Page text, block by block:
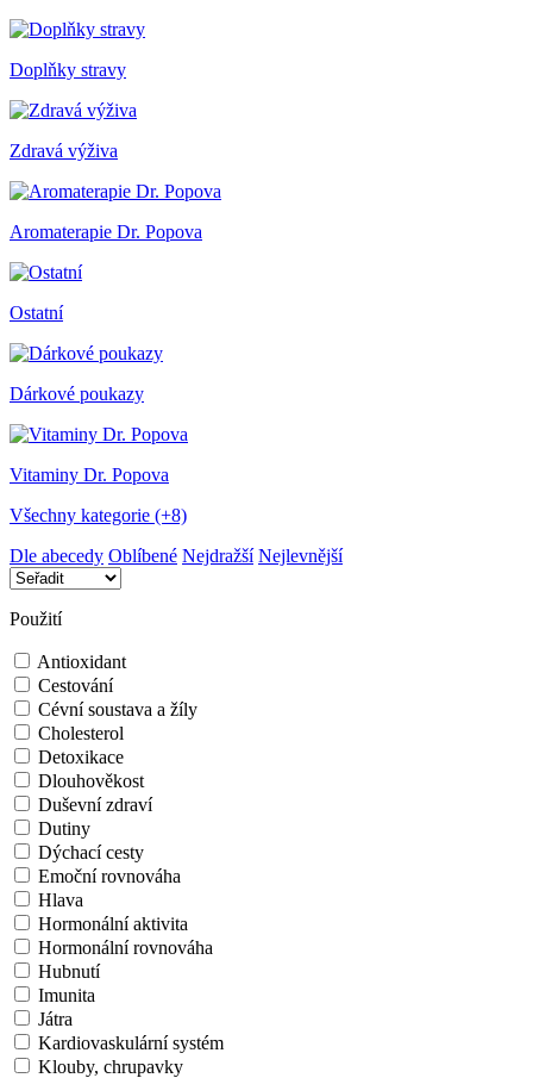
Doplňky stravy
Zdravá výživa
Aromaterapie Dr. Popova
Ostatní
Dárkové poukazy
Vitaminy Dr. Popova
Všechny kategorie (+8)
Dle abecedy Oblíbené Nejdražší Nejlevnější
Použití
Antioxidant
Cestování
Cévní soustava a žíly
Cholesterol
Detoxikace
Dlouhověkost
Duševní zdraví
Dutiny
Dýchací cesty
Emoční rovnováha
Hlava
Hormonální aktivita
Hormonální rovnováha
Hubnutí
Imunita
Játra
Kardiovaskulární systém
Klouby, chrupavky